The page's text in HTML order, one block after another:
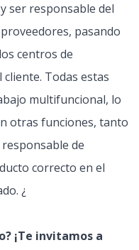
ser responsable del
pasando
centros de
Todas estas
multifuncional, lo
otras funciones, tanto
de
correcto en el
¿
¡Te invitamos a